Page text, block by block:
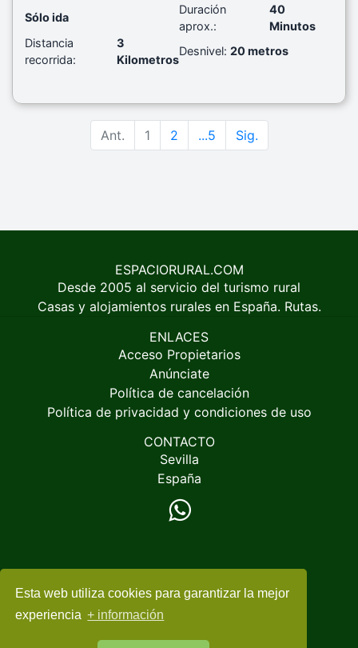
Esta web utiliza cookies para garantizar la mejor
experiencia + información
Sólo ida
Duración
aprox.:
40
Minutos
Distancia
recorrida:
3
Kilometros
Desnivel: 20 metros
Ant. 1 2 ...5 Sig.
ESPACIORURAL.COM
Desde 2005 al servicio del turismo rural
Casas y alojamientos rurales en España. Rutas.
ENLACES
Acceso Propietarios
Anúnciate
Política de cancelación
Política de privacidad y condiciones de uso
CONTACTO
Sevilla
España
© 2005-2026 EspacioRural.com